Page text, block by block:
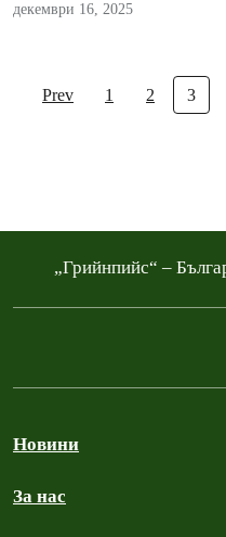
декември 16, 2025
Prev 1 2 3
„Грийнпийс“ –
Новини
За нас